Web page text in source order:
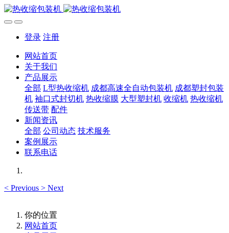
登录 注册
网站首页
关于我们
产品展示
全部 L型热收缩机 成都高速全自动包装机 成都塑封包装
机 袖口式封切机 热收缩膜 大型塑封机 收缩机 热收缩机
传送带 配件
新闻资讯
全部 公司动态 技术服务
案例展示
联系电话
< Previous > Next
你的位置
网站首页